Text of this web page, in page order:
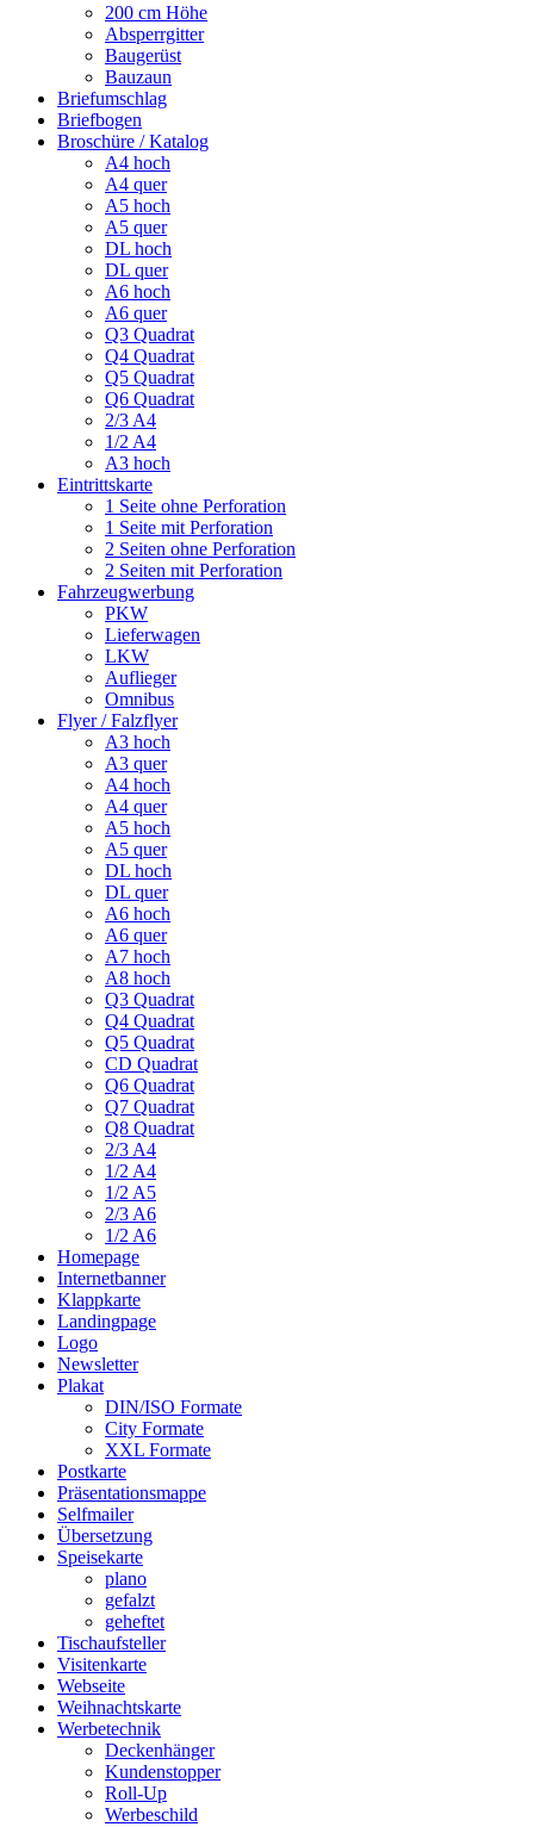
200 cm Höhe
Absperrgitter
Baugerüst
Bauzaun
Briefumschlag
Briefbogen
Broschüre / Katalog
A4 hoch
A4 quer
A5 hoch
A5 quer
DL hoch
DL quer
A6 hoch
A6 quer
Q3 Quadrat
Q4 Quadrat
Q5 Quadrat
Q6 Quadrat
2/3 A4
1/2 A4
A3 hoch
Eintrittskarte
1 Seite ohne Perforation
1 Seite mit Perforation
2 Seiten ohne Perforation
2 Seiten mit Perforation
Fahrzeugwerbung
PKW
Lieferwagen
LKW
Auflieger
Omnibus
Flyer / Falzflyer
A3 hoch
A3 quer
A4 hoch
A4 quer
A5 hoch
A5 quer
DL hoch
DL quer
A6 hoch
A6 quer
A7 hoch
A8 hoch
Q3 Quadrat
Q4 Quadrat
Q5 Quadrat
CD Quadrat
Q6 Quadrat
Q7 Quadrat
Q8 Quadrat
2/3 A4
1/2 A4
1/2 A5
2/3 A6
1/2 A6
Homepage
Internetbanner
Klappkarte
Landingpage
Logo
Newsletter
Plakat
DIN/ISO Formate
City Formate
XXL Formate
Postkarte
Präsentationsmappe
Selfmailer
Übersetzung
Speisekarte
plano
gefalzt
geheftet
Tischaufsteller
Visitenkarte
Webseite
Weihnachtskarte
Werbetechnik
Deckenhänger
Kundenstopper
Roll-Up
Werbeschild